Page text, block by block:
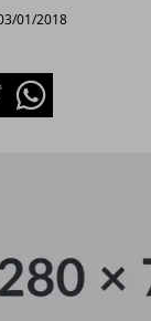
01/2018
Whatsapp